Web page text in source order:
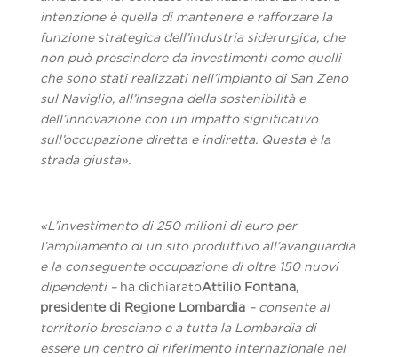
intenzione è quella di mantenere e rafforzare la
funzione strategica dell’industria siderurgica, che
non può prescindere da investimenti come quelli
che sono stati realizzati nell’impianto di San Zeno
sul Naviglio, all’insegna della sostenibilità e
dell’innovazione con un impatto significativo
sull’occupazione diretta e indiretta. Questa è la
strada giusta».
«L’investimento di 250 milioni di euro per
l’ampliamento di un sito produttivo all’avanguardia
e la conseguente occupazione di oltre 150 nuovi
dipendenti – ha dichiaratoAttilio Fontana,
presidente di Regione Lombardia– consente al
territorio bresciano e a tutta la Lombardia di
essere un centro di riferimento internazionale nel